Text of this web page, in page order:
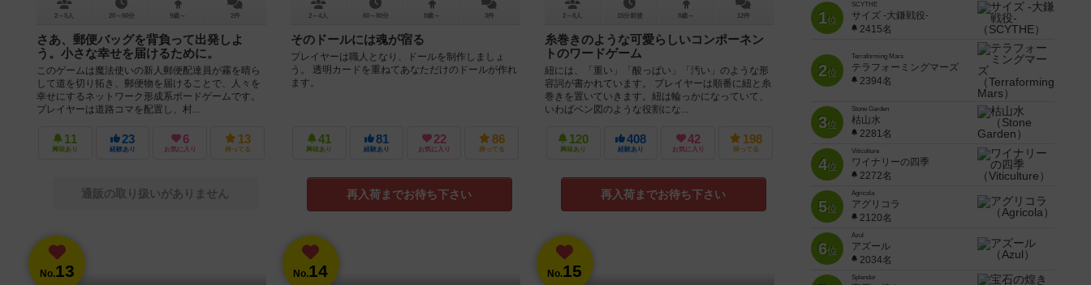
2～5人 20～60分 9歳～ 2件
さあ、郵便バッグを背負って出発しよ
う。小さな幸せを届けるために。
このゲームは魔法使いの新人郵便配達員が霧を晴ら
して道を切り拓き、郵便物を届けることで、人々を
幸せにするネットワーク形成系ボードゲームです。
プレイヤーは道路コマを配置し、村...
11
興味あり
23
経験あり
6
お気に入り
13
持ってる
通販の取り扱いがありません
2～4人 60～80分 8歳～ 3件
そのドールには魂が宿る
プレイヤーは職人となり、ドールを制作しましょ
う。 透明カードを重ねてあなただけのドールが作れ
ます。
41
興味あり
81
経験あり
22
お気に入り
86
持ってる
再入荷までお待ち下さい
2～8人 15分前後 8歳～ 12件
糸巻きのような可愛らしいコンポーネン
トのワードゲーム
紐には、「重い」「酸っぱい」「汚い」のような形
容詞が書かれています。 プレイヤーは順番に紐と糸
巻きを置いていきます。紐は輪っかになっていて、
いわばベン図のような役割にな...
120
興味あり
408
経験あり
42
お気に入り
198
持ってる
再入荷までお待ち下さい
No.13 No.14 No.15
1位
SCYTHE
サイズ -大鎌戦役-
2415名
2位
Terraforming Mars
テラフォーミングマーズ
2394名
3位
Stone Garden
枯山水
2281名
4位
Viticulture
ワイナリーの四季
2272名
5位
Agricola
アグリコラ
2120名
6位
Azul
アズール
2034名
Splendor